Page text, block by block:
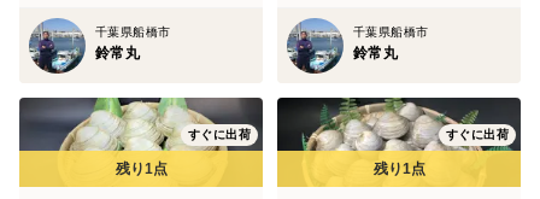
千葉県船橋市
鈴常丸
千葉県船橋市
鈴常丸
すぐに出荷 すぐに出荷